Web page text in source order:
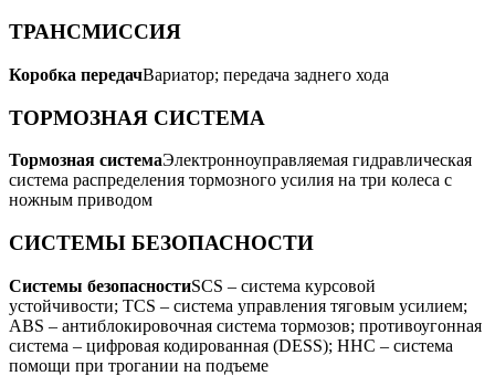
ТРАНCМИССИЯ
Коробка передачВариатор; передача заднего хода
ТОРМОЗНАЯ СИСТЕМА
Тормозная системаЭлектронноуправляемая гидравлическая
система распределения тормозного усилия на три колеса с
ножным приводом
СИСТЕМЫ БЕЗОПАСНОСТИ
Системы безопасностиSCS – система курсовой
устойчивости; TCS – система управления тяговым усилием;
ABS – антиблокировочная система тормозов; противоугонная
система – цифровая кодированная (DESS); HHC – система
помощи при трогании на подъеме